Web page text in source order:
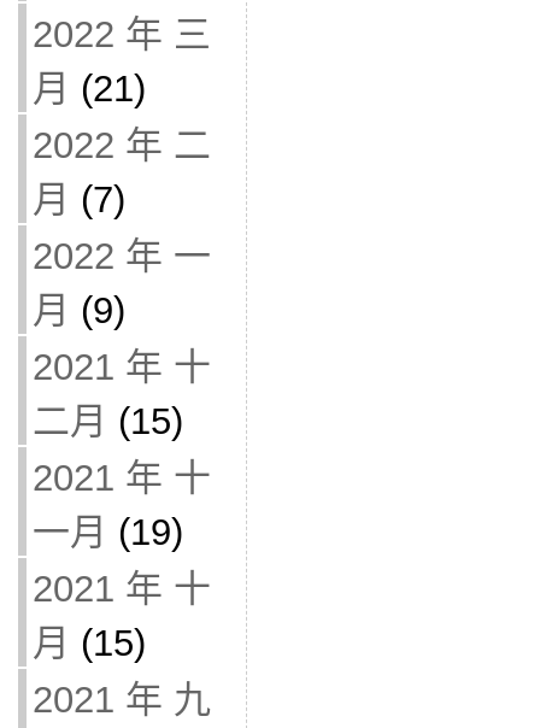
2022 年 三
月 (21)
2022 年 二
月 (7)
2022 年 一
月 (9)
2021 年 十
二月 (15)
2021 年 十
一月 (19)
2021 年 十
月 (15)
2021 年 九